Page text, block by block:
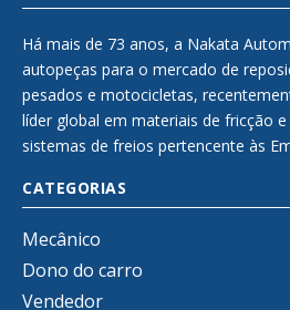
Há mais de 73 anos, a Nakata
autopeças para o mercado de
pesados e motocicletas,
líder global em materiais de fricção
sistemas de freios pertencente às
CATEGORIAS
Mecânico
Dono do carro
Vendedor